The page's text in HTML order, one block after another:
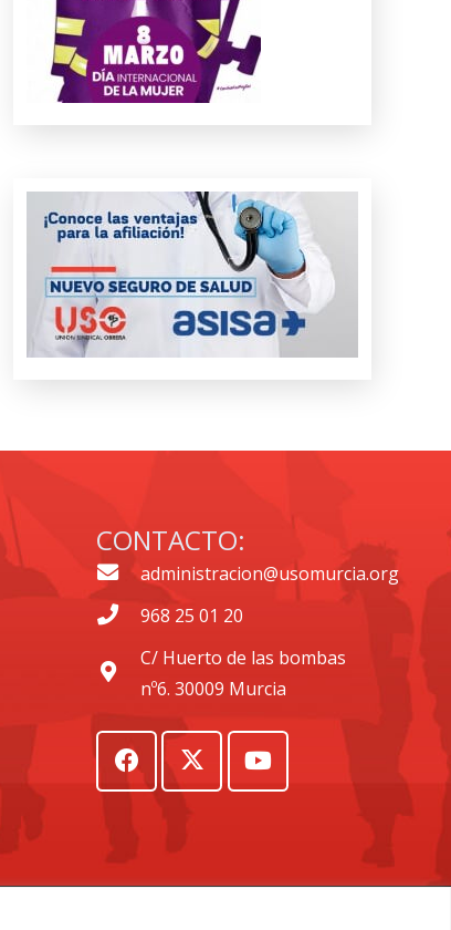
CONTACTO:
administracion@usomurcia.org
968 25 01 20
C/ Huerto de las bombas
nº6. 30009 Murcia